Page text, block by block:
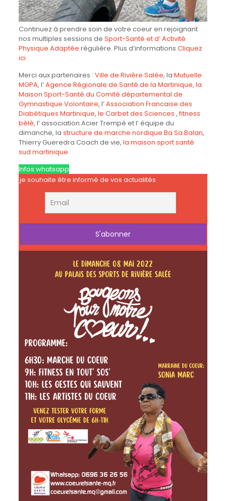
Continuez à prendre soin de votre coeur en rejoignant
nos multiples sessions de Sport-Santé et d’ Activité
Physique Adaptée régulière. Plus d’informations Cliquez
ici
Merci aux partenaires : Ville de Rivière Salée, la Mutuelle
MGPA, l’Agence Régionale de Santé de la Martinique, la
Maison Sport-Santé du Comité départemental de
Gymnastique Volontaire, l‘ Association Francaise des
Diabétiques Martinique, le Carbet des Sciences ,fitness
bèlè, l’ association Acier Trempé et l’ équipe du
dimanche, la structure de marche nordique Ba Sa Balan,
Thierry Gueredra Coach de vie, la maison sport santé
sud martinique
Infos whatsapp
je souhaite être informé de vos actualités